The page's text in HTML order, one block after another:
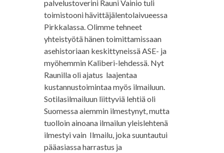
palvelustoverini Rauni Vainio tuli
toimistooni hävittäjälentolaivueessa
Pirkkalassa. Olimme tehneet
yhteistyötä hänen toimittamissaan
asehistoriaan keskittyneissä ASE- ja
myöhemmin Kaliberi-lehdessä. Nyt
Raunilla oli ajatus laajentaa
kustannustoimintaa myös ilmailuun.
Sotilasilmailuun liittyviä lehtiä oli
Suomessa aiemmin ilmestynyt, mutta
tuolloin ainoana ilmailun yleislehtenä
ilmestyi vain Ilmailu, joka suuntautui
pääasiassa harrastus ja